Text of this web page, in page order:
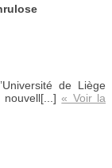
de Liège
nouvell[...]« Voir la